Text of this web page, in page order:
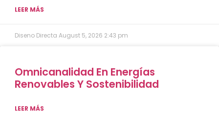
LEER MÁS
Diseno Directa August 5, 2026 2:43 pm
Omnicanalidad En Energías
Renovables Y Sostenibilidad
LEER MÁS